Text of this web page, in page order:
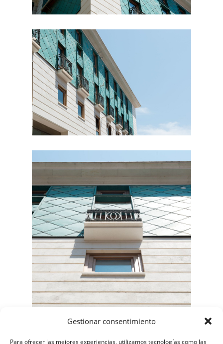
Gestionar consentimiento
Para ofrecer las mejores experiencias, utilizamos tecnologías como las